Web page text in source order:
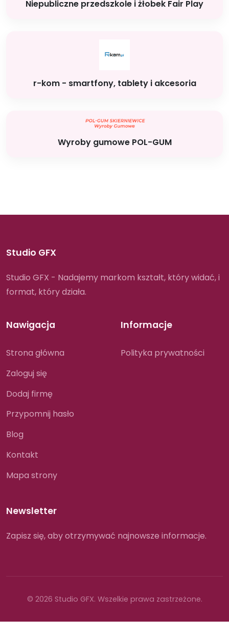
Niepubliczne przedszkole i żłobek Fair Play
r-kom - smartfony, tablety i akcesoria
Wyroby gumowe POL-GUM
Studio GFX
Studio GFX - Nadajemy markom kształt, który widać, i
format, który działa.
Nawigacja
Strona główna
Zaloguj się
Dodaj firmę
Przypomnij hasło
Blog
Kontakt
Mapa strony
Informacje
Polityka prywatności
Newsletter
Zapisz się, aby otrzymywać najnowsze informacje.
© 2026 Studio GFX. Wszelkie prawa zastrzeżone.